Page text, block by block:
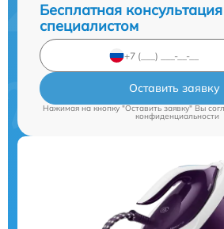
Бесплатная
специалистом
Оставить заявку
Нажимая на кнопку "Оставить заявку" Вы
конфиденциальности